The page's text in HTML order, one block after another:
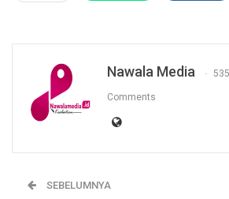
Nawala Media
Comments
SEBELUMNYA